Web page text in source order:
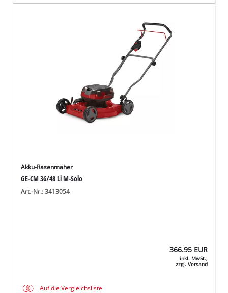
Akku-Rasenmäher
GE-CM 36/48 Li M-Solo
Art.-Nr.: 3413054
366.95 EUR
inkl. MwSt.,
zzgl. Versand
Auf die Vergleichsliste